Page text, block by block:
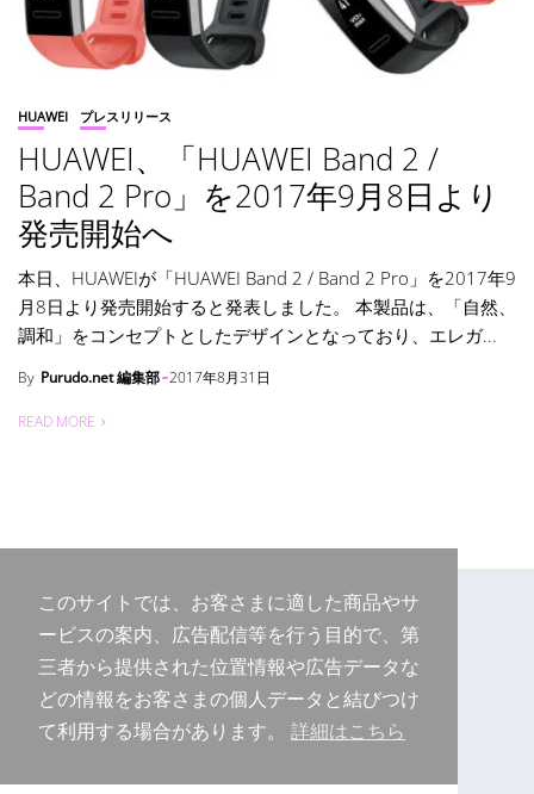
HUAWEI プレスリリース
HUAWEI、「HUAWEI Band 2 /
Band 2 Pro」を2017年9月8日より
発売開始へ
本日、HUAWEIが「HUAWEI Band 2 / Band 2 Pro」を2017年9
月8日より発売開始すると発表しました。 本製品は、「自然、
調和」をコンセプトとしたデザインとなっており、エレガ...
By Purudo.net 編集部 2017年8月31日
READ MORE
このサイトでは、お客さまに適した商品やサ
ービスの案内、広告配信等を行う目的で、第
三者から提供された位置情報や広告データな
どの情報をお客さまの個人データと結びつけ
て利用する場合があります。 詳細はこちら